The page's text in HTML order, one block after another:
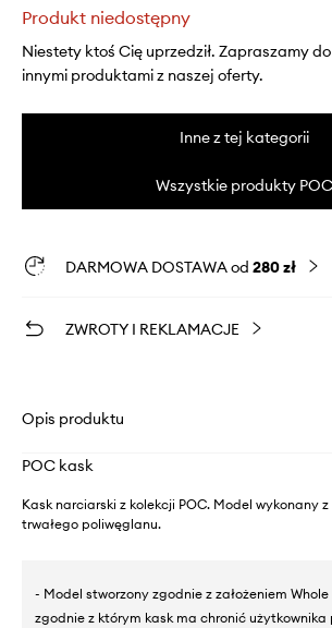
Produkt niedostępny
Niestety ktoś Cię uprzedził. Zapraszamy
innymi produktami z naszej oferty.
Inne z tej kategorii
Wszystkie produkty POC
DARMOWA DOSTAWA od 280 zł
ZWROTY I REKLAMACJE
Opis produktu
POC kask
Kask narciarski z kolekcji POC. Model wykonany
trwałego poliwęglanu.
- Model stworzony zgodnie z założeniem
zgodnie z którym kask ma chronić użytkownika